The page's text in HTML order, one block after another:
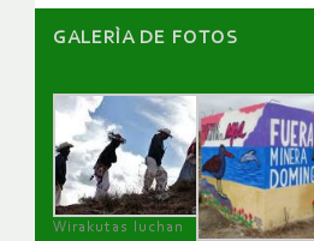
GALERÌA DE FOTOS
Wirakutas luchan